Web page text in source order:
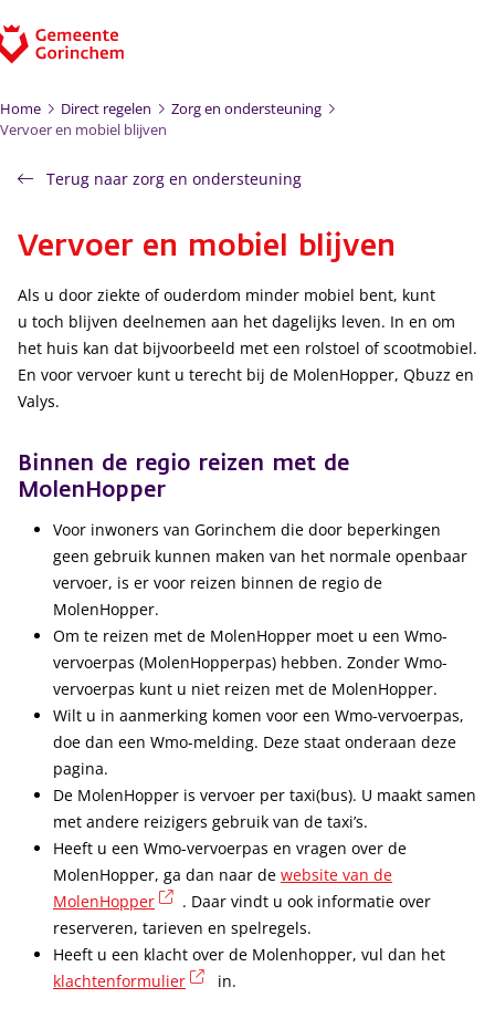
Home Direct regelen
Zorg en ondersteuning
Vervoer en mobiel blijven
Terug naar zorg en ondersteuning
Vervoer en mobiel blijven
Als u door ziekte of ouderdom minder mobiel bent, kunt
u toch blijven deelnemen aan het dagelijks leven. In en om
het huis kan dat bijvoorbeeld met een rolstoel of scootmobiel.
En voor vervoer kunt u terecht bij de MolenHopper, Qbuzz en
Valys.
Binnen de regio reizen met de
MolenHopper
Voor inwoners van Gorinchem die door beperkingen
geen gebruik kunnen maken van het normale openbaar
vervoer, is er voor reizen binnen de regio de
MolenHopper.
Om te reizen met de MolenHopper moet u een Wmo-
vervoerpas (MolenHopperpas) hebben. Zonder Wmo-
vervoerpas kunt u niet reizen met de MolenHopper.
Wilt u in aanmerking komen voor een Wmo-vervoerpas,
doe dan een Wmo-melding. Deze staat onderaan deze
pagina.
De MolenHopper is vervoer per taxi(bus). U maakt samen
met andere reizigers gebruik van de taxi’s.
Heeft u een Wmo-vervoerpas en vragen over de
MolenHopper, ga dan naar de website van de
MolenHopper
(externe link)
. Daar vindt u ook informatie over
reserveren, tarieven en spelregels.
Heeft u een klacht over de Molenhopper, vul dan het
klachtenformulier
(externe link)
in.